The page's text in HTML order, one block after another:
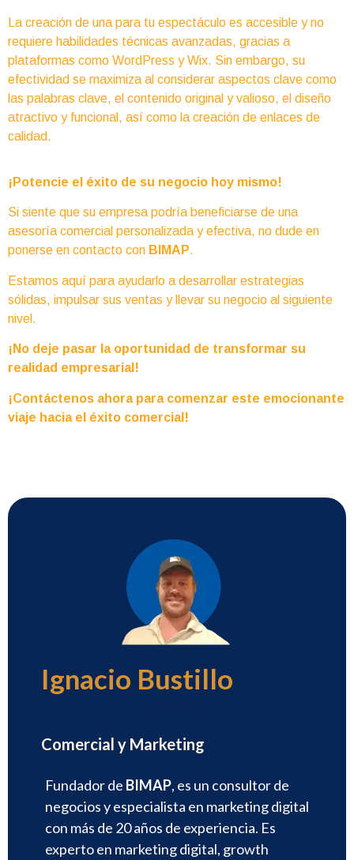
La creación de una para tu espectáculo es accesible y no
requiere habilidades técnicas avanzadas, gracias a
plataformas como WordPress y Wix. Sin embargo, su
efectividad se maximiza al considerar aspectos clave como
las palabras clave, el contenido original y valioso, el diseño
atractivo y funcional, así como la creación de enlaces de
calidad.
¡Potencie el éxito de su negocio hoy mismo!
Si siente que su empresa podría beneficiarse de una
asesoría comercial personalizada y efectiva, no dude en
ponerse en contacto con BIMAP.
Estamos aquí para ayudarlo a desarrollar estrategias
sólidas, impulsar sus ventas y llevar su negocio al siguiente
nivel.
¡No deje pasar la oportunidad de transformar su
realidad empresarial!
¡Contáctenos ahora para comenzar este emocionante
viaje hacia el éxito comercial!
Ignacio Bustillo
Comercial y Marketing
Fundador de BIMAP, es un consultor de
negocios y especialista en marketing digital
con más de 20 años de experiencia. Es
experto en marketing digital, growth